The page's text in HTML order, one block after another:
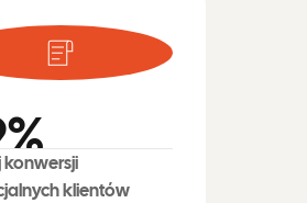
%
konwersji
klientów